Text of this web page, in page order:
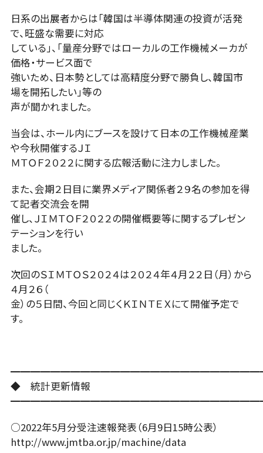
日系の出展者からは「韓国は半導体関連の投資が活発
で、旺盛な需要に対応
している」、「量産分野ではローカルの工作機械メーカが
価格・サービス面で
強いため、日本勢としては高精度分野で勝負し、韓国市
場を開拓したい」等の
声が聞かれました。
当会は、ホール内にブースを設けて日本の工作機械産業
や今秋開催するＪＩ
ＭＴＯＦ２０２２に関する広報活動に注力しました。
また、会期２日目に業界メディア関係者２９名の参加を得
て記者交流会を開
催し、ＪＩＭＴＯＦ２０２２の開催概要等に関するプレゼン
テーションを行い
ました。
次回のＳＩＭＴＯＳ２０２４は２０２４年４月２２日（月）から
４月２６（
金）の５日間、今回と同じくＫＩＮＴＥＸにて開催予定で
す。
◆ 統計更新情報
○2022年5月分受注速報発表（6月9日15時公表）
http://www.jmtba.or.jp/machine/data